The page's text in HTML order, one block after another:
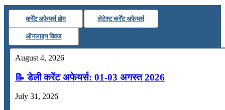
कर्रेंट अफेयर्स होम लेटेस्ट कर्रेंट अफेयर्स
ऑनलाइन क्विज
August 4, 2026
📝 डेली करेंट अफेयर्स: 01-03 अगस्त 2026
July 31, 2026